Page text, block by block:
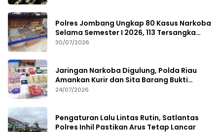
Polres Jombang Ungkap 80 Kasus Narkoba
Selama Semester I 2026, 113 Tersangka
Diamankan
30/07/2026
Jaringan Narkoba Digulung, Polda Riau
Amankan Kurir dan Sita Barang Bukti
Bernilai Fantastis
24/07/2026
Pengaturan Lalu Lintas Rutin, Satlantas
Polres Inhil Pastikan Arus Tetap Lancar